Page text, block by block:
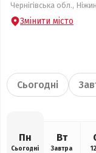
Чернігівська обл.,
Змінити місто
Сьогодні
Пн
Сьогодні
Вт
Завтра